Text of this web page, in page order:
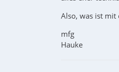
Also, was ist mit
mfg
Hauke